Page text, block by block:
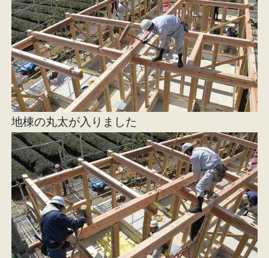
地棟の丸太が入りました
オンラインショップ
イベント情報 来場予約
資料請求